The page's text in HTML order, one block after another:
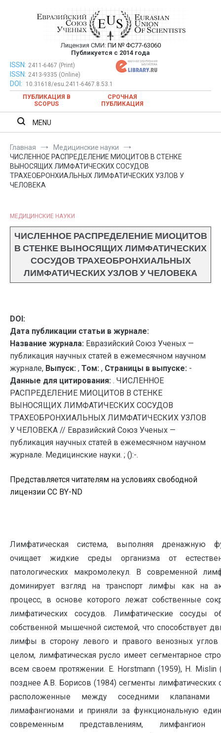
Евразийский Союз Ученых —
публикация научных статей в
ежемесячном научном журнале
Лицензия СМИ: ПИ № ФС77-63060
Публикуется с 2014 года
Евразийский Союз Ученых — публикация научных статей в
ежемесячном научном журнале
ISSN: 2411-6467 (Print)
ISSN: 2413-9335 (Online)
DOI:
10.31618/esu.2411-6467.8.53.1
ПУБЛИКАЦИЯ В
SCOPUS
СРОЧНАЯ
ПУБЛИКАЦИЯ
MENU
Главная
Медицинские науки
ЧИСЛЕННОЕ РАСПРЕДЕЛЕНИЕ МИОЦИТОВ В СТЕНКЕ
ВЫНОСЯЩИХ ЛИМФАТИЧЕСКИХ СОСУДОВ
ТРАХЕОБРОНХИАЛЬНЫХ ЛИМФАТИЧЕСКИХ УЗЛОВ У
ЧЕЛОВЕКА
МЕДИЦИНСКИЕ НАУКИ
ЧИСЛЕННОЕ РАСПРЕДЕЛЕНИЕ МИОЦИТОВ
В СТЕНКЕ ВЫНОСЯЩИХ ЛИМФАТИЧЕСКИХ
СОСУДОВ ТРАХЕОБРОНХИАЛЬНЫХ
ЛИМФАТИЧЕСКИХ УЗЛОВ У ЧЕЛОВЕКА
DOI:
Дата публикации статьи в журнале:
Название журнала: Евразийский Союз Ученых —
публикация научных статей в ежемесячном научном
журнале, Выпуск: , Том: , Страницы в выпуске: -
Данные для цитирования: . ЧИСЛЕННОЕ
РАСПРЕДЕЛЕНИЕ МИОЦИТОВ В СТЕНКЕ
ВЫНОСЯЩИХ ЛИМФАТИЧЕСКИХ СОСУДОВ
ТРАХЕОБРОНХИАЛЬНЫХ ЛИМФАТИЧЕСКИХ УЗЛОВ
У ЧЕЛОВЕКА // Евразийский Союз Ученых —
публикация научных статей в ежемесячном научном
журнале. Медицинские науки. ; ():-.
Представляется читателям на условиях свободной
лицензии CC BY-ND
Лимфатическая система, выполняя дренажную
очищает жидкие среды организма от
патологических макромолекул. В современной
доминирует взгляд на транспорт лимфы как на
процесс, в основе которого лежат собственные
лимфатических сосудов. Лимфатические сосуды
собственной мышечной системой, что способствует
лимфы в сторону левого и правого венозных
целом, лимфатическая русло имеет сегментарное
всем своем протяжении. E. Horstmann (1959), H. Mislin
позднее А.В. Борисов (1984) сегменты лимфатических
расположенные между соседними клапанами
лимафангионами и приняли за функциональную
современным представлениям, лимфангион